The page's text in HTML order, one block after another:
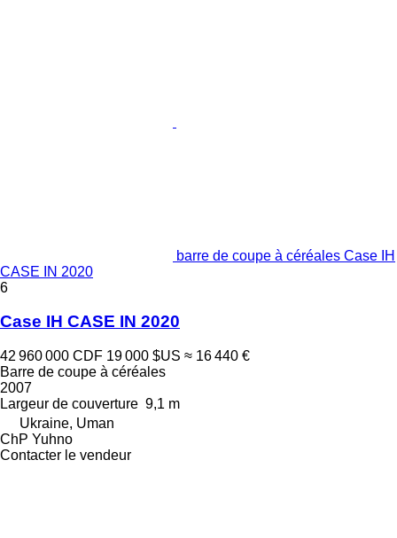
barre de coupe à céréales Case IH
CASE IN 2020
6
Case IH CASE IN 2020
42 960 000 CDF 19 000 $US ≈ 16 440 €
Barre de coupe à céréales
2007
Largeur de couverture 9,1 m
Ukraine, Uman
ChP Yuhno
Contacter le vendeur